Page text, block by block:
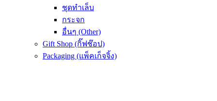
ชุดทำเล็บ
กระจก
อื่นๆ (Other)
Gift Shop (กิ๊ฟช๊อป)
Packaging (แพ็คเก็จจิ้ง)